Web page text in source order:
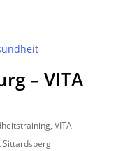
– VITA
, VITA
Sittardsberg